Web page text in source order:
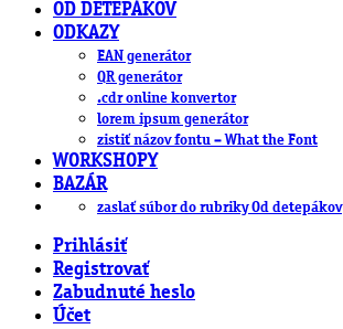
OD DETEPÁKOV
ODKAZY
EAN generátor
QR generátor
.cdr online konvertor
lorem ipsum generátor
zistiť názov fontu – What the Font
WORKSHOPY
BAZÁR
zaslať súbor do rubriky Od detepákov
Prihlásiť
Registrovať
Zabudnuté heslo
Účet